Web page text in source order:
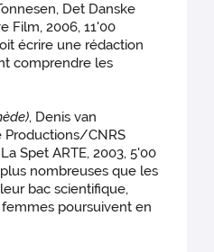
Det Danske
Film, 2006, 11'00
écrire une rédaction
comprendre les
, Denis van
Productions/CNRS
Spet ARTE, 2003, 5'00
nombreuses que les
bac scientifique,
poursuivent en